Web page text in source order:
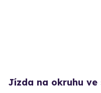
Jízda na okruhu